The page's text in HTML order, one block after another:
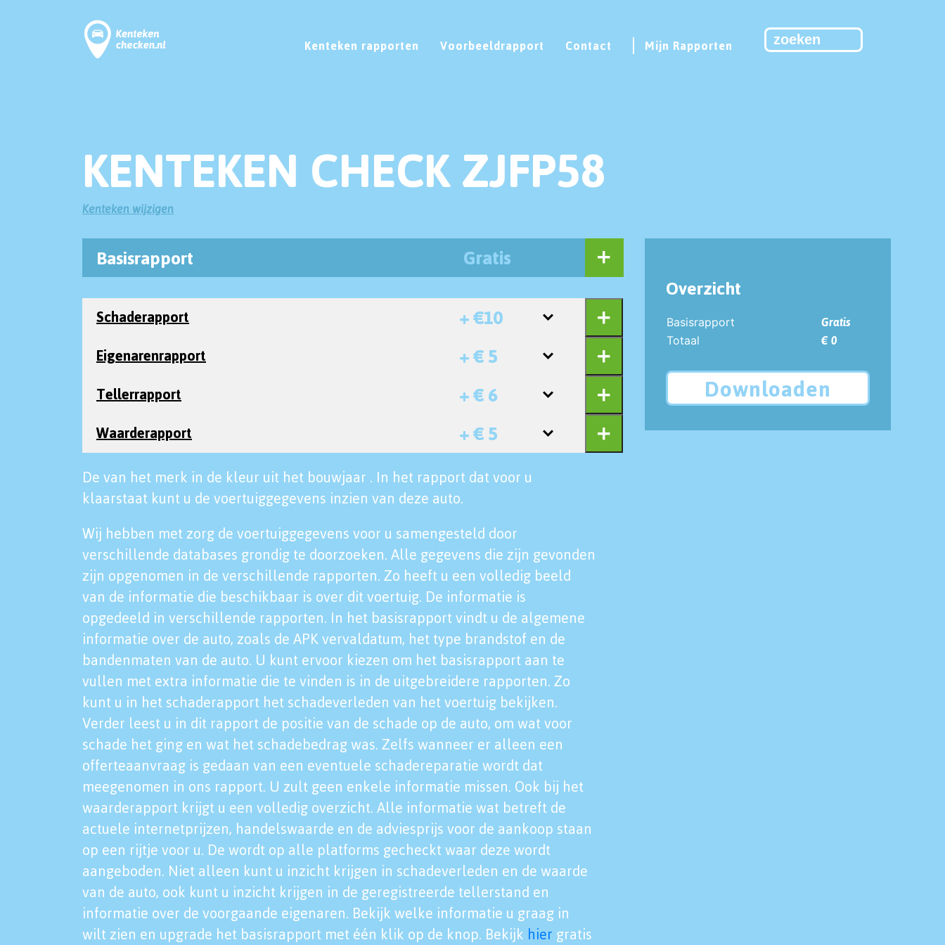
Kenteken rapporten Voorbeeldrapport Contact Mijn Rapporten
KENTEKEN CHECK ZJFP58
Kenteken wijzigen
Basisrapport Gratis
Schaderapport + €10
Eigenarenrapport + € 5
Tellerrapport + € 6
Waarderapport + € 5
De van het merk in de kleur uit het bouwjaar . In het rapport dat voor u
klaarstaat kunt u de voertuiggegevens inzien van deze auto.
Wij hebben met zorg de voertuiggegevens voor u samengesteld door
verschillende databases grondig te doorzoeken. Alle gegevens die zijn gevonden
zijn opgenomen in de verschillende rapporten. Zo heeft u een volledig beeld
van de informatie die beschikbaar is over dit voertuig. De informatie is
opgedeeld in verschillende rapporten. In het basisrapport vindt u de algemene
informatie over de auto, zoals de APK vervaldatum, het type brandstof en de
bandenmaten van de auto. U kunt ervoor kiezen om het basisrapport aan te
vullen met extra informatie die te vinden is in de uitgebreidere rapporten. Zo
kunt u in het schaderapport het schadeverleden van het voertuig bekijken.
Verder leest u in dit rapport de positie van de schade op de auto, om wat voor
schade het ging en wat het schadebedrag was. Zelfs wanneer er alleen een
offerteaanvraag is gedaan van een eventuele schadereparatie wordt dat
meegenomen in ons rapport. U zult geen enkele informatie missen. Ook bij het
waarderapport krijgt u een volledig overzicht. Alle informatie wat betreft de
actuele internetprijzen, handelswaarde en de adviesprijs voor de aankoop staan
op een rijtje voor u. De wordt op alle platforms gecheckt waar deze wordt
aangeboden. Niet alleen kunt u inzicht krijgen in schadeverleden en de waarde
van de auto, ook kunt u inzicht krijgen in de geregistreerde tellerstand en
informatie over de voorgaande eigenaren. Bekijk welke informatie u graag in
wilt zien en upgrade het basisrapport met één klik op de knop. Bekijk hier gratis
Overzicht
Basisrapport
Gratis
Totaal
€ 0
Downloaden